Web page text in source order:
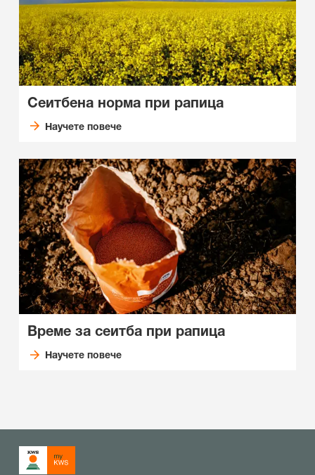
Сеитбена норма при рапица
Научете повече
Време за сеитба при рапица
Научете повече